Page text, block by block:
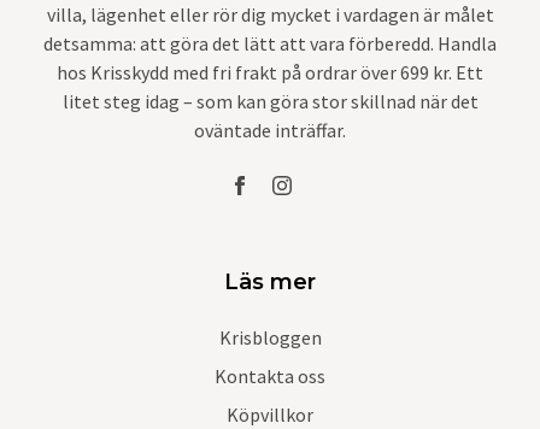
villa, lägenhet eller rör dig mycket i vardagen är målet
detsamma: att göra det lätt att vara förberedd. Handla
hos Krisskydd med fri frakt på ordrar över 699 kr. Ett
litet steg idag – som kan göra stor skillnad när det
oväntade inträffar.
Läs mer
Krisbloggen
Kontakta oss
Köpvillkor